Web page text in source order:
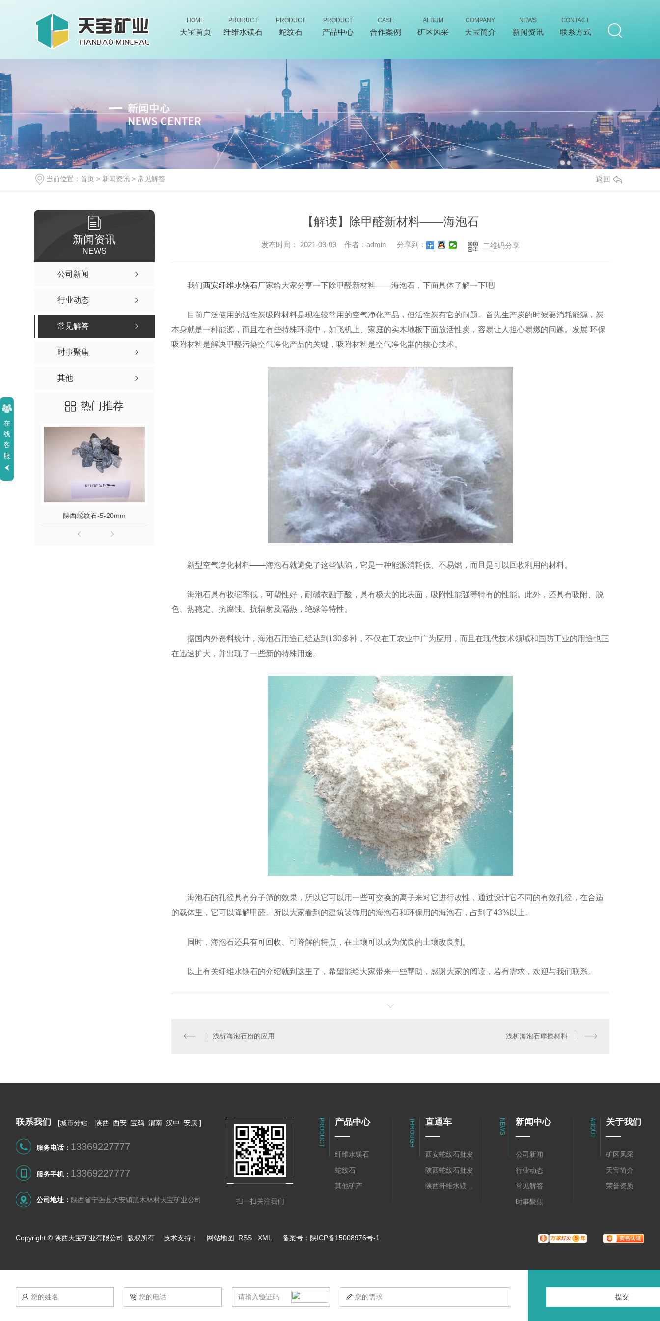
HOME
天宝首页
PRODUCT
纤维水镁石
PRODUCT
蛇纹石
PRODUCT
产品中心
CASE
合作案例
ALBUM
矿区风采
COMPANY
天宝简介
NEWS
新闻资讯
CONTACT
联系方式
当前位置： 首页 > 新闻资讯 > 常见解答 返回
新闻资讯
NEWS
公司新闻
行业动态
常见解答
时事聚焦
其他
热门推荐
陕西蛇纹石-5-20mm 陕西蛇纹石原矿 蛇纹石20-80mm
【解读】除甲醛新材料——海泡石
发布时间： 2021-09-09 作者：admin 分享到： 二维码分享
我们西安纤维水镁石厂家给大家分享一下除甲醛新材料——海泡石，下面具体了解一下吧!
目前广泛使用的活性炭吸附材料是现在较常用的空气净化产品，但活性炭有它的问题。首先生产炭的时候要消耗能源，炭
本身就是一种能源，而且在有些特殊环境中，如飞机上、家庭的实木地板下面放活性炭，容易让人担心易燃的问题。发展 环保
吸附材料是解决甲醛污染空气净化产品的关键，吸附材料是空气净化器的核心技术。
新型空气净化材料——海泡石就避免了这些缺陷，它是一种能源消耗低、不易燃，而且是可以回收利用的材料。
海泡石具有收缩率低，可塑性好，耐碱衣融于酸，具有极大的比表面，吸附性能强等特有的性能。此外，还具有吸附、脱
色、热稳定、抗腐蚀、抗辐射及隔热，绝缘等特性。
据国内外资料统计，海泡石用途已经达到130多种，不仅在工农业中广为应用，而且在现代技术领域和国防工业的用途也正
在迅速扩大，并出现了一些新的特殊用途。
海泡石的孔径具有分子筛的效果，所以它可以用一些可交换的离子来对它进行改性，通过设计它不同的有效孔径，在合适
的载体里，它可以降解甲醛。所以大家看到的建筑装饰用的海泡石和环保用的海泡石，占到了43%以上。
同时，海泡石还具有可回收、可降解的特点，在土壤可以成为优良的土壤改良剂。
以上有关纤维水镁石的介绍就到这里了，希望能给大家带来一些帮助，感谢大家的阅读，若有需求，欢迎与我们联系。
浅析海泡石粉的应用 浅析海泡石摩擦材料
联系我们 [城市分站: 陕西 西安 宝鸡 渭南 汉中 安康 ]
服务电话： 13369227777
服务手机： 13369227777
公司地址： 陕西省宁强县大安镇黑木林村天宝矿业公司 扫一扫关注我们
PRODUCT 产品中心
纤维水镁石
蛇纹石
其他矿产
THROUGH 直通车
西安蛇纹石批发
陕西蛇纹石批发
NEWS 新闻中心
公司新闻
行业动态
常见解答
时事聚焦
ABOUT 关于我们
矿区风采
天宝简介
荣誉资质
Copyright © 陕西天宝矿业有限公司 版权所有 技术支持： 网站地图 RSS XML 备案号： 陕ICP备15008976号-1
提交
在
线
客
服